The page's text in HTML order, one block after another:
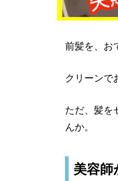
前髪を、お
クリーンで
ただ、髪を
んか。
美容